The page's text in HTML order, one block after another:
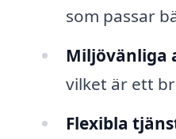
som passar
Miljövänliga
vilket är ett
Flexibla